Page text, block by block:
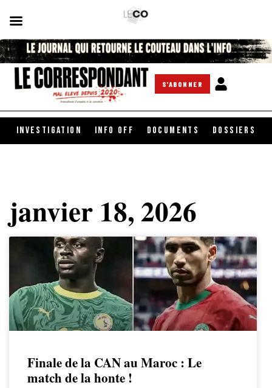
S'ABONNER
INVESTIGATION INFO OFF DOCUMENTS DOSSIERS
janvier 18, 2026
Finale de la CAN au Maroc : Le
match de la honte !